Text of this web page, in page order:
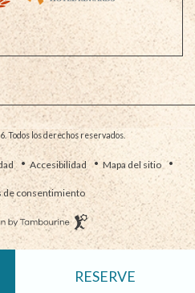
RESERVE
(OPENS IN NEW WINDOW)
Todos los derechos reservados.
Accesibilidad Mapa del sitio
de consentimiento